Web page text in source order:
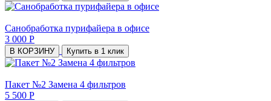
Санобработка пурифайера в офисе
3 000 Р
В КОРЗИНУ Купить в 1 клик
Пакет №2 Замена 4 фильтров
5 500 Р